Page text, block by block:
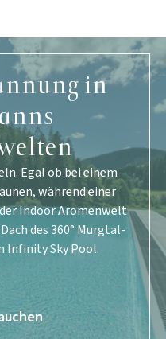
in
Egal ob bei einem
während einer
Indoor Aromenwelt
des 360° Murgtal-
Infinity Sky Pool.